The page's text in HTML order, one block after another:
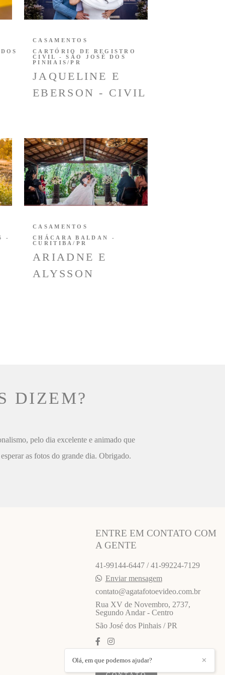
JAQUELINE E
EBERSON - CIVIL
CASAMENTOS
CARTÓRIO DE REGISTRO
CIVIL - SÃO JOSÉ DOS
PINHAIS/PR
-
ARIADNE E
ALYSSON
CASAMENTOS
CHÁCARA BALDAN -
CURITIBA/PR
DIZEM?
pelo dia excelente e animado que
as fotos do grande dia. Obrigado.
ENTRE EM CONTATO COM
A GENTE
41-99144-6447 / 41-99224-7129
Enviar mensagem
contato@agatafotoevideo.com.br
Rua XV de Novembro, 2737,
Segundo Andar - Centro
São José dos Pinhais / PR
✕
Olá, em que podemos ajudar?